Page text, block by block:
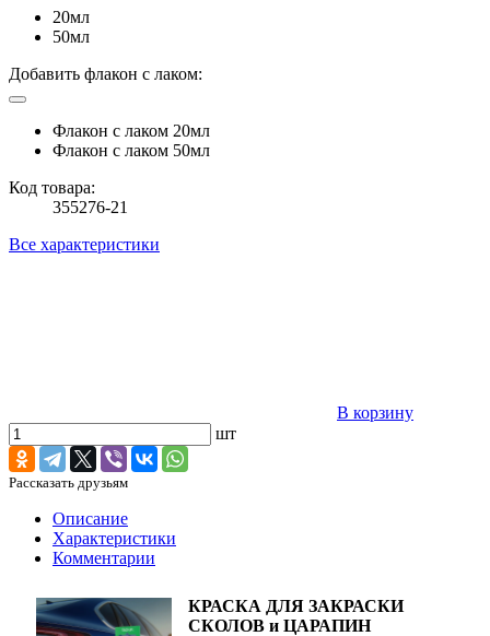
20мл
50мл
Добавить флакон с лаком:
Флакон с лаком 20мл
Флакон с лаком 50мл
Код товара:
355276-21
Все характеристики
В корзину
шт
Рассказать друзьям
Описание
Характеристики
Комментарии
КРАСКА ДЛЯ ЗАКРАСКИ
СКОЛОВ и ЦАРАПИН